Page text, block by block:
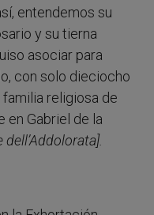
entendemos su
y su tierna
asociar para
con solo dieciocho
familia religiosa de
en Gabriel de la
dell’Addolorata].